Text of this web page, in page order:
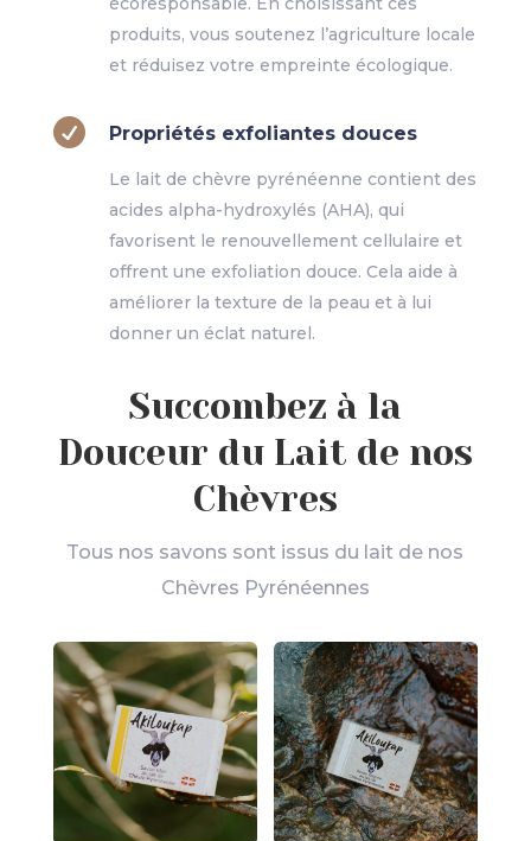
produits, vous soutenez l’agriculture locale
et réduisez votre empreinte écologique.
 Propriétés exfoliantes douces
Le lait de chèvre pyrénéenne contient des
acides alpha-hydroxylés (AHA), qui
favorisent le renouvellement cellulaire et
offrent une exfoliation douce. Cela aide à
améliorer la texture de la peau et à lui
donner un éclat naturel.
Succombez à la
Douceur du Lait de nos
Chèvres
Tous nos savons sont issus du lait de nos
Chèvres Pyrénéennes